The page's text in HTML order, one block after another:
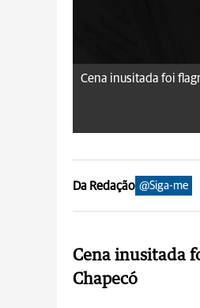
Cena inusitada foi
Da Redação @Siga-me
Cena inusitada
Chapecó